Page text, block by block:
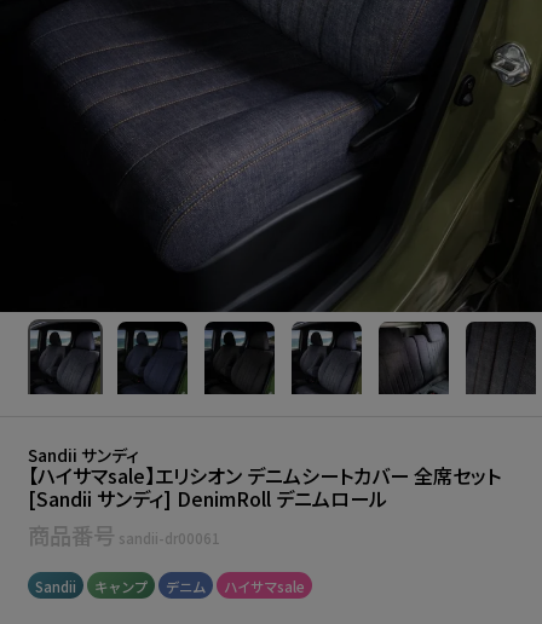
Sandii サンディ
【ハイサマsale】エリシオン デニムシートカバー 全席セット
[Sandii サンディ] DenimRoll デニムロール
商品番号 sandii-dr00061
Sandii キャンプ デニム ハイサマsale